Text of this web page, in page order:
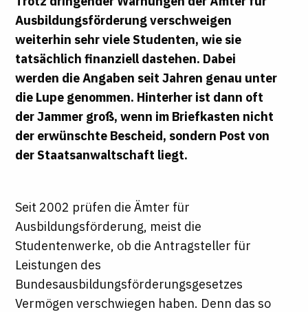
Ausbildungsförderung verschweigen
weiterhin sehr viele Studenten, wie sie
tatsächlich finanziell dastehen. Dabei
werden die Angaben seit Jahren genau unter
die Lupe genommen. Hinterher ist dann oft
der Jammer groß, wenn im Briefkasten nicht
der erwünschte Bescheid, sondern Post von
der Staatsanwaltschaft liegt.
Seit 2002 prüfen die Ämter für
Ausbildungsförderung, meist die
Studentenwerke, ob die Antragsteller für
Leistungen des
Bundesausbildungsförderungsgesetzes
Vermögen verschwiegen haben. Denn das so